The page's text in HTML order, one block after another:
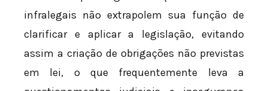
infralegais não extrapolem sua função de
clarificar e aplicar a legislação, evitando
assim a criação de obrigações não previstas
em lei, o que frequentemente leva a